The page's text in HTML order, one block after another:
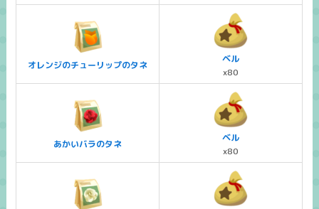
オレンジのチューリップのタネ
ベル
x80
あかいバラのタネ
ベル
x80